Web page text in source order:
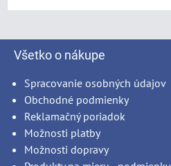
Všetko o nákupe
Spracovanie osobných údajov
Obchodné podmienky
Reklamačný poriadok
Možnosti platby
Možnosti dopravy